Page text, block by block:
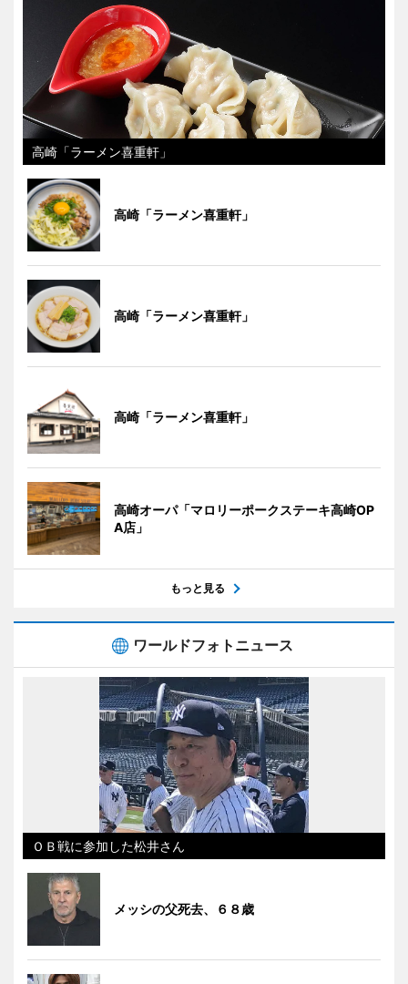
高崎「ラーメン喜重軒」
高崎「ラーメン喜重軒」
高崎「ラーメン喜重軒」
高崎「ラーメン喜重軒」
高崎オーパ「マロリーポークステーキ高崎OP
A店」
もっと見る
ワールドフォトニュース
ＯＢ戦に参加した松井さん
メッシの父死去、６８歳